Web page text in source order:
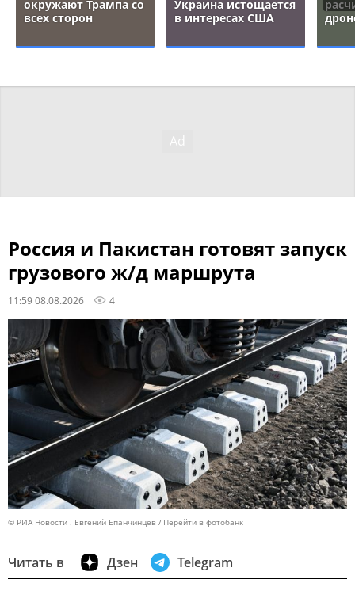
окружают Трампа со
всех сторон
Украина истощается
в интересах США
Россия и Пакистан готовят запуск
грузового ж/д маршрута
11:59 08.08.2026 4
© РИА Новости . Евгений Епанчинцев Перейти в фотобанк
Читать в Дзен Telegram